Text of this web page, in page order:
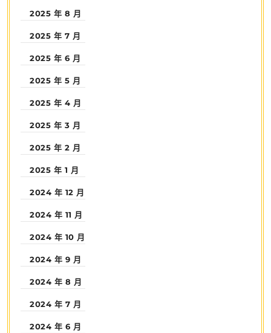
2025 年 8 月
2025 年 7 月
2025 年 6 月
2025 年 5 月
2025 年 4 月
2025 年 3 月
2025 年 2 月
2025 年 1 月
2024 年 12 月
2024 年 11 月
2024 年 10 月
2024 年 9 月
2024 年 8 月
2024 年 7 月
2024 年 6 月